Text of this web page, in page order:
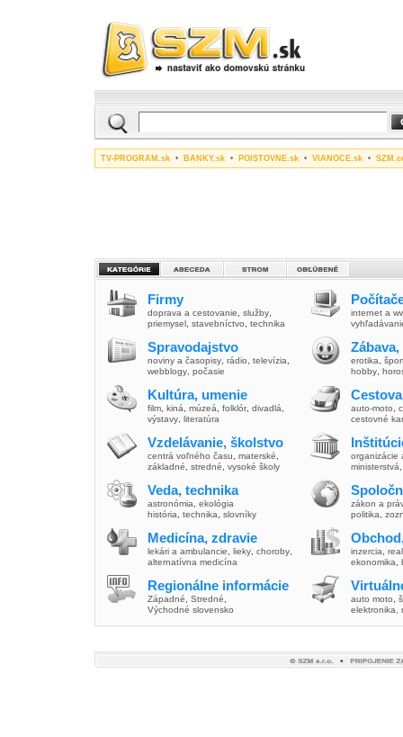
TV-PROGRAM.sk • BANKY.sk • POISTOVNE.sk • VIANOCE.sk •
Firmy
doprava a cestovanie služby
priemysel stavebníctvo technika
Spravodajstvo
noviny a časopisy rádio televízia
webblogy počasie
Kultúra, umenie
film kiná múzeá folklór, divadlá
výstavy literatúra
Vzdelávanie, školstvo
centrá voľného času materské
základné
stredné vysoké školy
Veda, technika
astronómia
ekológia
história
technika slovníky
Medicína, zdravie
lekári a ambulancie lieky choroby
alternatívna medicína
Regionálne informácie
Západné Stredné
Východné slovensko
internet a
erotika
hobby
auto-moto
cestovné
organizácie
ministerstvá
zákon a
politika
inzercia
ekonomika
auto moto
elektronika,